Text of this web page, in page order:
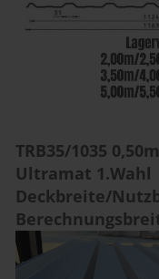
TRB35/1035
Ultramat 1.Wahl
Deckbreite/